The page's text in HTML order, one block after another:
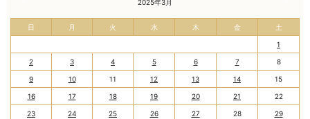
2025年3月
日 月 火 水 木 金 土
1
2 3 4 5 6 7 8
9 10 11 12 13 14 15
16 17 18 19 20 21 22
23 24 25 26 27 28 29